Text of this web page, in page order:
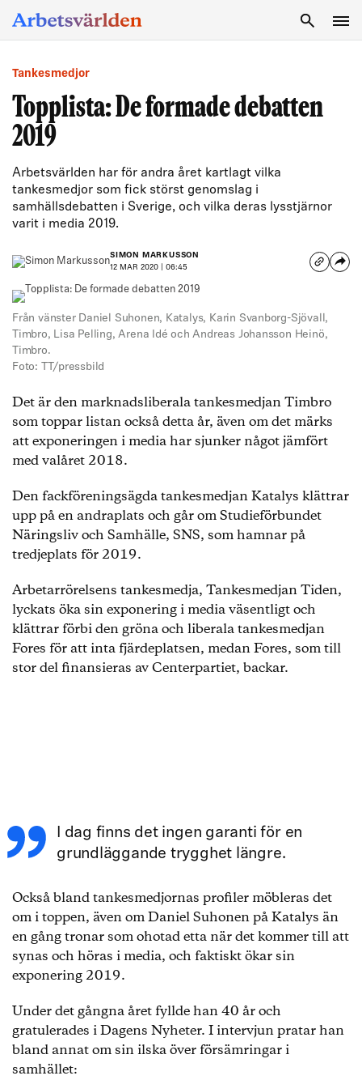
Tankesmedjor
Topplista: De formade debatten
2019
Arbetsvärlden har för andra året kartlagt vilka
tankesmedjor som fick störst genomslag i
samhällsdebatten i Sverige, och vilka deras lysstjärnor
varit i media 2019.
SIMON MARKUSSON
12 MAR 2020 | 06:45
Från vänster Daniel Suhonen, Katalys, Karin Svanborg-Sjövall,
Timbro, Lisa Pelling, Arena Idé och Andreas Johansson Heinö,
Timbro.
Foto: TT/pressbild
Det är den marknadsliberala tankesmedjan Timbro
som toppar listan också detta år, även om det märks
att exponeringen i media har sjunker något jämfört
med valåret 2018.
Den fackföreningsägda tankesmedjan Katalys klättrar
upp på en andraplats och går om Studieförbundet
Näringsliv och Samhälle, SNS, som hamnar på
tredjeplats för 2019.
Arbetarrörelsens tankesmedja, Tankesmedjan Tiden,
lyckats öka sin exponering i media väsentligt och
klättrar förbi den gröna och liberala tankesmedjan
Fores för att inta fjärdeplatsen, medan Fores, som till
stor del finansieras av Centerpartiet, backar.
I dag finns det ingen garanti för en
grundläggande trygghet längre.
Också bland tankesmedjornas profiler möbleras det
om i toppen, även om Daniel Suhonen på Katalys än
en gång tronar som ohotad etta när det kommer till att
synas och höras i media, och faktiskt ökar sin
exponering 2019.
Under det gångna året fyllde han 40 år och
gratulerades i Dagens Nyheter. I intervjun pratar han
bland annat om sin ilska över försämringar i
samhället: